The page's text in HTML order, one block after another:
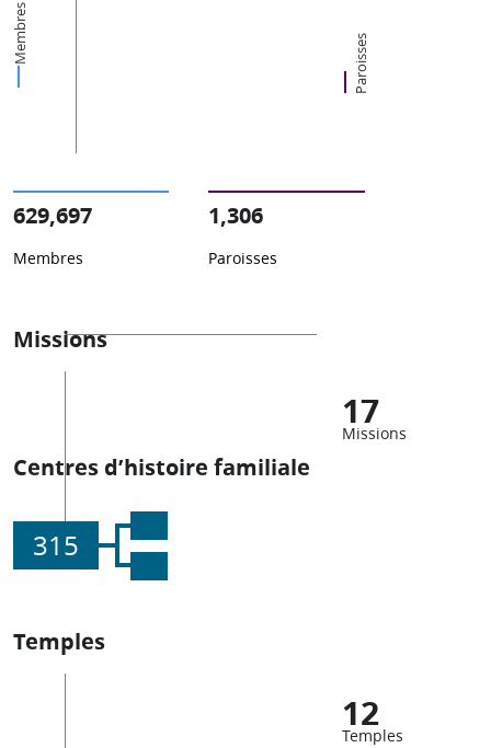
Membres Paroisses
629,697
Membres
1,306
Paroisses
Missions
17
Missions
Centres d’histoire familiale
315
Temples
12
Temples